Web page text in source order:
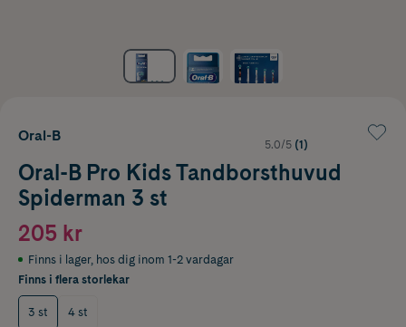
Oral-B
5.0/5 (1)
Oral-B Pro Kids Tandborsthuvud
Spiderman 3 st
205 kr
Finns i lager, hos dig inom 1-2 vardagar
Finns i flera storlekar
3 st 4 st